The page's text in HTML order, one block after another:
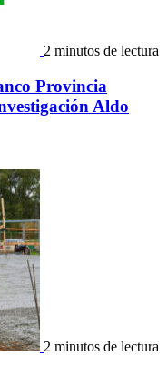
2 minutos de lectura
Provincia
Aldo
2 minutos de lectura